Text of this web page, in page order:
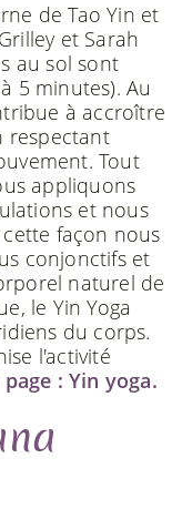
de Tao Yin et
et Sarah
au sol sont
5 minutes). Au
à accroître
respectant
Tout
appliquons
et nous
façon nous
conjonctifs et
naturel de
le Yin Yoga
du corps.
l'activité
: Yin yoga.